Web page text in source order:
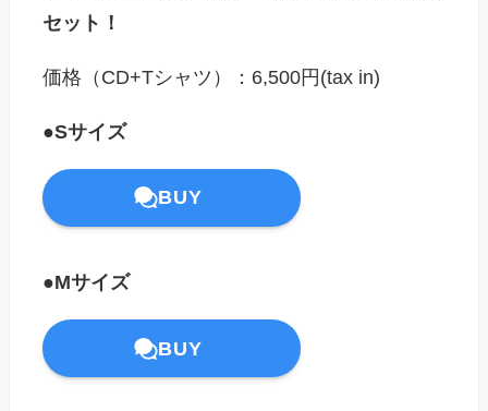
セット！
価格（CD+Tシャツ）：6,500円(tax in)
●Sサイズ
BUY
●Mサイズ
BUY